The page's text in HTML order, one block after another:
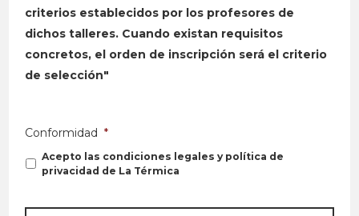
criterios establecidos por los profesores de
dichos talleres. Cuando existan requisitos
concretos, el orden de inscripción será el criterio
de selección"
Conformidad *
Acepto las condiciones legales y política de
privacidad de La Térmica